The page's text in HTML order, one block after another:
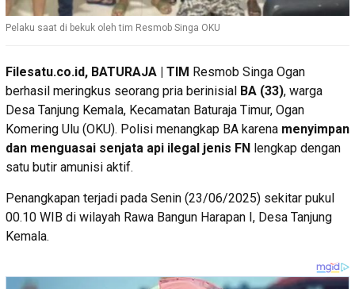
Pelaku saat di bekuk oleh tim Resmob Singa OKU
Filesatu.co.id, BATURAJA | TIM Resmob Singa Ogan
berhasil meringkus seorang pria berinisial BA (33), warga
Desa Tanjung Kemala, Kecamatan Baturaja Timur, Ogan
Komering Ulu (OKU). Polisi menangkap BA karena menyimpan
dan menguasai senjata api ilegal jenis FN lengkap dengan
satu butir amunisi aktif.
Penangkapan terjadi pada Senin (23/06/2025) sekitar pukul
00.10 WIB di wilayah Rawa Bangun Harapan I, Desa Tanjung
Kemala.